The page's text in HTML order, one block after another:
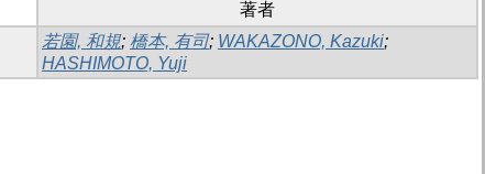
著者
若園, 和規; 橋本, 有司; WAKAZONO, Kazuki;
HASHIMOTO, Yuji